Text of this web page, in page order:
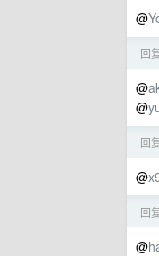
@
回
@
@
回
@
回
@